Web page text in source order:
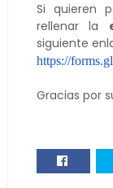
Si quieren
rellenar la
siguiente
https://
Gracias por